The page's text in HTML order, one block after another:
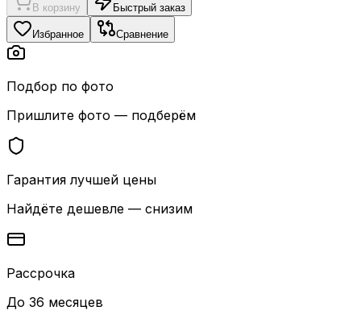
В корзину Быстрый заказ
Избранное Сравнение
Подбор по фото
Пришлите фото — подберём
Гарантия лучшей цены
Найдёте дешевле — снизим
Рассрочка
До 36 месяцев